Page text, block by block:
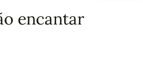
encantar